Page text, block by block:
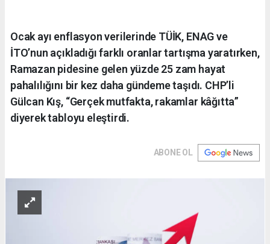
Ocak ayı enflasyon verilerinde TÜİK, ENAG ve
İTO’nun açıkladığı farklı oranlar tartışma yaratırken,
Ramazan pidesine gelen yüzde 25 zam hayat
pahalılığını bir kez daha gündeme taşıdı. CHP’li
Gülcan Kış, “Gerçek mutfakta, rakamlar kâğıtta”
diyerek tabloyu eleştirdi.
ABONE OL